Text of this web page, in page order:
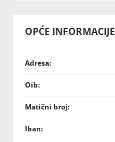
OPĆE INFORMACIJE
Adresa:
Oib:
Matični broj:
Iban: